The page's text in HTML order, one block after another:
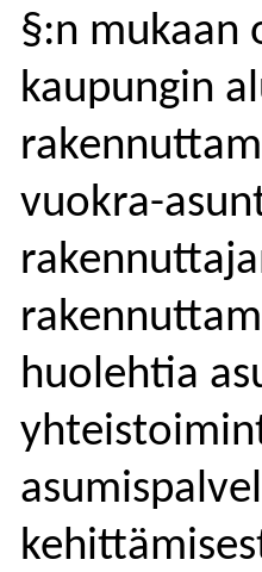
§:n mukaan
kaupungin
vuokra-
raken
huolehtia